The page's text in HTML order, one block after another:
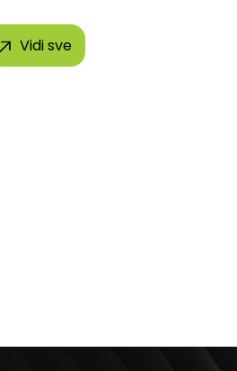
Vidi sve